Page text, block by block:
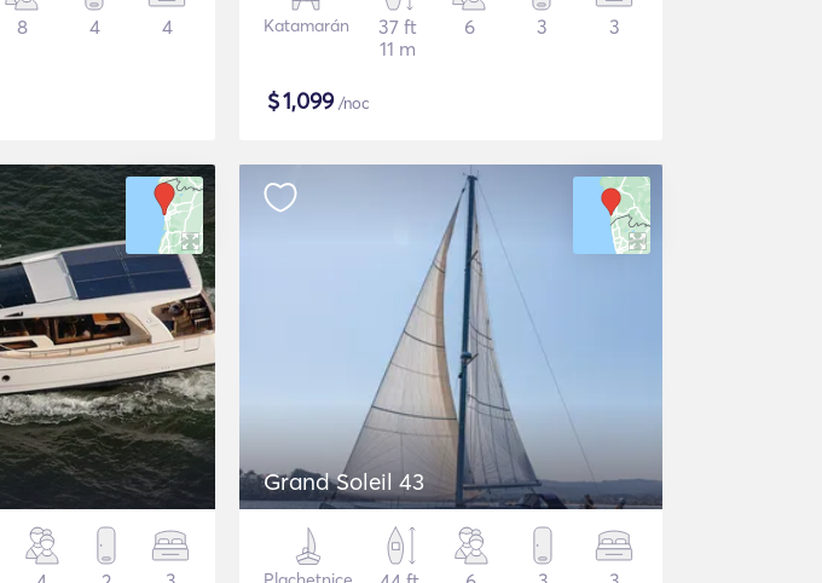
8 4 4 Katamarán
37 ft
11 m
6 3 3
$1,099/noc
Grand Soleil 43